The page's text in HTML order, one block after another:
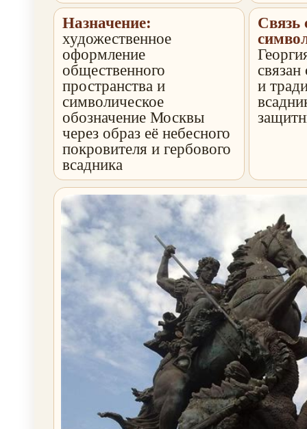
Назначение:
художественное
оформление
общественного
пространства и
символическое
обозначение Москвы
через образ её небесного
покровителя и гербового
всадника
Связь
и